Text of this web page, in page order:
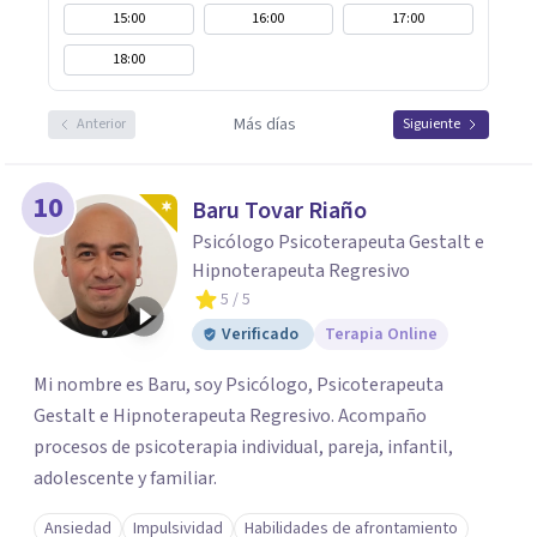
15:00 16:00
17:00
18:00
Anterior Más días Siguiente
10 Baru Tovar Riaño
Psicólogo Psicoterapeuta Gestalt e
Hipnoterapeuta Regresivo
5 / 5
Verificado
Terapia Online
Mi nombre es Baru, soy Psicólogo, Psicoterapeuta
Gestalt e Hipnoterapeuta Regresivo. Acompaño
procesos de psicoterapia individual, pareja, infantil,
adolescente y familiar.
Ansiedad Impulsividad Habilidades de afrontamiento